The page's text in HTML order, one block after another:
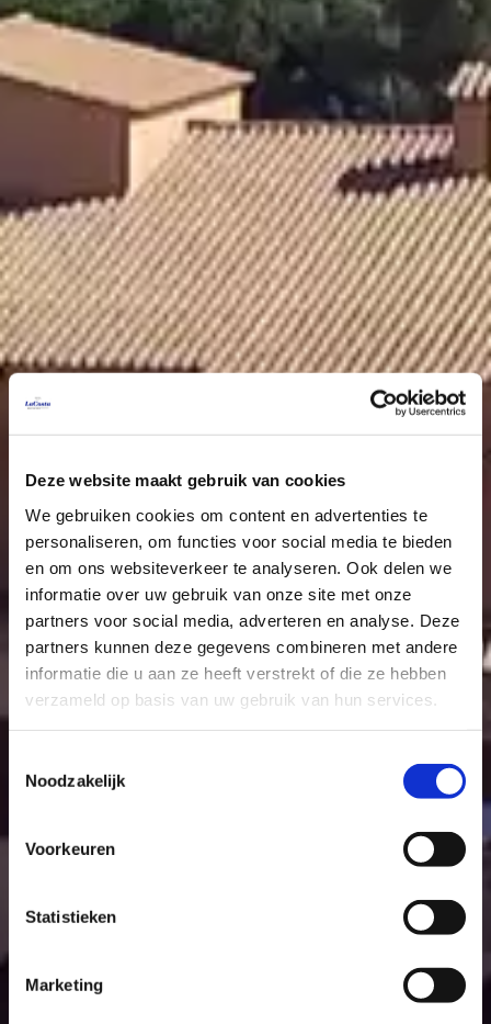
Deze website maakt gebruik van cookies
We gebruiken cookies om content en advertenties te
personaliseren, om functies voor social media te bieden
en om ons websiteverkeer te analyseren. Ook delen we
informatie over uw gebruik van onze site met onze
partners voor social media, adverteren en analyse. Deze
partners kunnen deze gegevens combineren met andere
informatie die u aan ze heeft verstrekt of die ze hebben
verzameld op basis van uw gebruik van hun services.
Noodzakelijk
Voorkeuren
Statistieken
Marketing